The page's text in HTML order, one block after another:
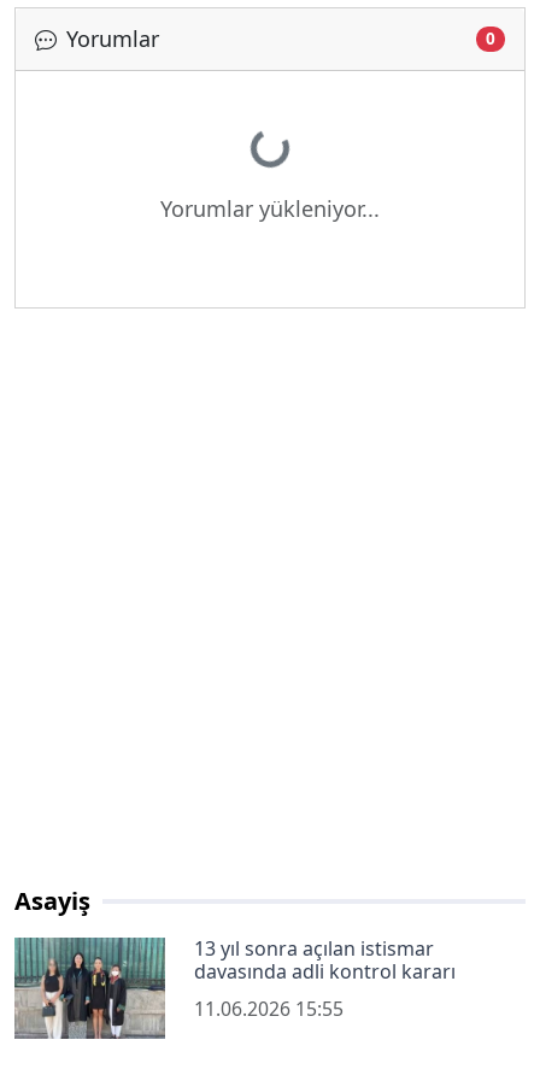
Yorumlar 0
Yükleniyor...
Yorumlar yükleniyor...
Asayiş
13 yıl sonra açılan istismar
davasında adli kontrol kararı
11.06.2026 15:55